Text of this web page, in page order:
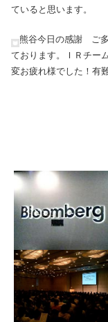
ていると思います。
熊谷今日の感謝 ご
ております。ＩＲチー
変お疲れ様でした！有